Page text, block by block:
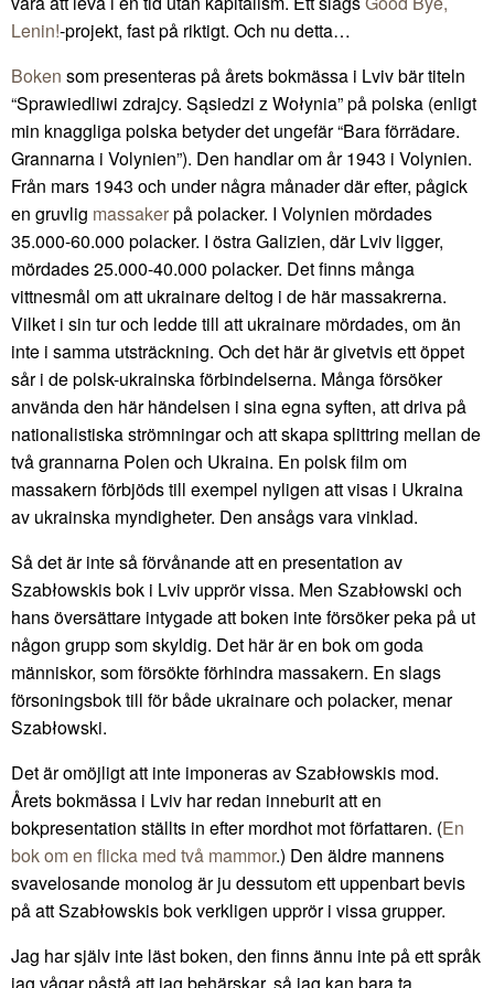
Lenin!-projekt, fast på riktigt. Och nu detta…
Boken som presenteras på årets bokmässa i Lviv bär titeln
“Sprawiedliwi zdrajcy. Sąsiedzi z Wołynia” på polska (enligt
min knaggliga polska betyder det ungefär “Bara förrädare.
Grannarna i Volynien”). Den handlar om år 1943 i Volynien.
Från mars 1943 och under några månader där efter, pågick
en gruvlig massakerpå polacker. I Volynien mördades
35.000-60.000 polacker. I östra Galizien, där Lviv ligger,
mördades 25.000-40.000 polacker. Det finns många
vittnesmål om att ukrainare deltog i de här massakrerna.
Vilket i sin tur och ledde till att ukrainare mördades, om än
inte i samma utsträckning. Och det här är givetvis ett öppet
sår i de polsk-ukrainska förbindelserna. Många försöker
använda den här händelsen i sina egna syften, att driva på
nationalistiska strömningar och att skapa splittring mellan de
två grannarna Polen och Ukraina. En polsk film om
massakern förbjöds till exempel nyligen att visas i Ukraina
av ukrainska myndigheter. Den ansågs vara vinklad.
Så det är inte så förvånande att en presentation av
Szabłowskis bok i Lviv upprör vissa. Men Szabłowski och
hans översättare intygade att boken inte försöker peka på ut
någon grupp som skyldig. Det här är en bok om goda
människor, som försökte förhindra massakern. En slags
försoningsbok till för både ukrainare och polacker, menar
Szabłowski.
Det är omöjligt att inte imponeras av Szabłowskis mod.
Årets bokmässa i Lviv har redan inneburit att en
bokpresentation ställts in efter mordhot mot författaren. (En
bok om en flicka med två mammor.) Den äldre mannens
svavelosande monolog är ju dessutom ett uppenbart bevis
på att Szabłowskis bok verkligen upprör i vissa grupper.
Jag har själv inte läst boken, den finns ännu inte på ett språk